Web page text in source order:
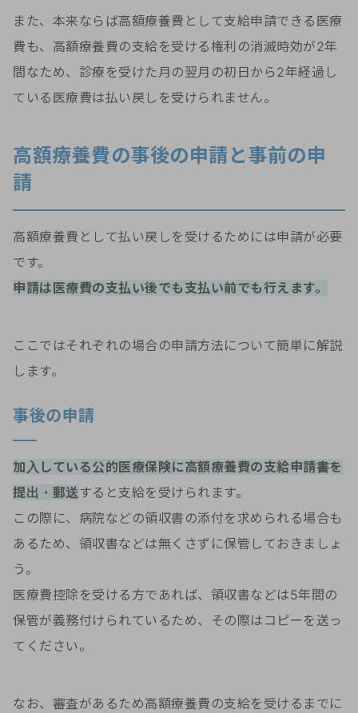
また、本来ならば高額療養費として支給申請できる医療
費も、高額療養費の支給を受ける権利の消滅時効が2年
間なため、診療を受けた月の翌月の初日から2年経過し
ている医療費は払い戻しを受けられません。
高額療養費の事後の申請と事前の申
請
高額療養費として払い戻しを受けるためには申請が必要
です。
申請は医療費の支払い後でも支払い前でも行えます。
ここではそれぞれの場合の申請方法について簡単に解説
します。
事後の申請
加入している公的医療保険に高額療養費の支給申請書を
提出・郵送すると支給を受けられます。
この際に、病院などの領収書の添付を求められる場合も
あるため、領収書などは無くさずに保管しておきましょ
う。
医療費控除を受ける方であれば、領収書などは5年間の
保管が義務付けられているため、その際はコピーを送っ
てください。
なお、審査があるため高額療養費の支給を受けるまでに